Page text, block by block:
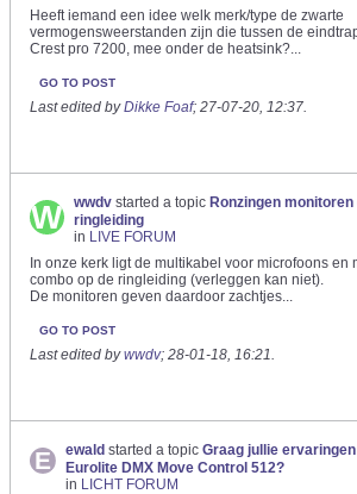
Heeft iemand een idee welk merk/type de zwarte
vermogensweerstanden zijn die tussen de
Crest pro 7200, mee onder de heatsink?...
GO TO POST
Last edited byDikke Foaf; 27-07-20, 12:37.
wwdvstarted a topic Ronzingen monitoren
ringleiding
in LIVE FORUM
In onze kerk ligt de multikabel voor microfoons en
combo op de ringleiding (verleggen kan niet).
De monitoren geven daardoor zachtjes...
GO TO POST
Last edited bywwdv; 28-01-18, 16:21.
ewald started a topicGraag jullie
Eurolite DMX Move Control 512?
in LICHT FORUM